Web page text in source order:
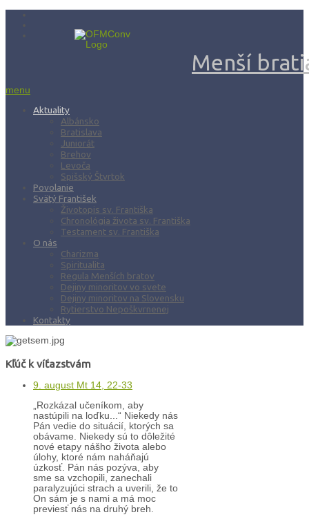
Menší
menu
Aktuality
Albánsko
Bratislava
Juniorát
Brehov
Levoča
Spišský Štvrtok
Povolanie
Svätý František
Životopis sv. Františka
Chronológia života sv. Františka
Testament sv. Františka
O nás
Charizma
Spiritualita
Regula Menších bratov
Dejiny minoritov vo svete
Dejiny minoritov na Slovensku
Rytierstvo Nepoškvrnenej
Kontakty
Kľúč k víťazstvám
9. august Mt 14, 22-33
„Rozkázal učeníkom, aby
nastúpili na loďku...“ Niekedy nás
Pán vedie do situácií, ktorých sa
obávame. Niekedy sú to dôležité
nové etapy nášho života alebo
úlohy, ktoré nám naháňajú
úzkosť. Pán nás pozýva, aby
sme sa vzchopili, zanechali
paralyzujúci strach a uverili, že to
On sám je s nami a má moc
previesť nás na druhý breh.